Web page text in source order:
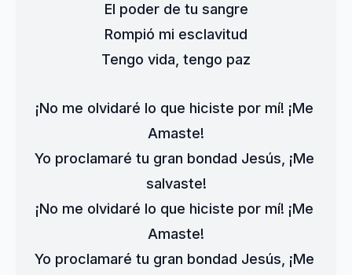
El poder de tu sangre
Rompió mi esclavitud
Tengo vida, tengo paz
¡No me olvidaré lo que hiciste por mí! ¡Me
Amaste!
Yo proclamaré tu gran bondad Jesús, ¡Me
salvaste!
¡No me olvidaré lo que hiciste por mí! ¡Me
Amaste!
Yo proclamaré tu gran bondad Jesús, ¡Me